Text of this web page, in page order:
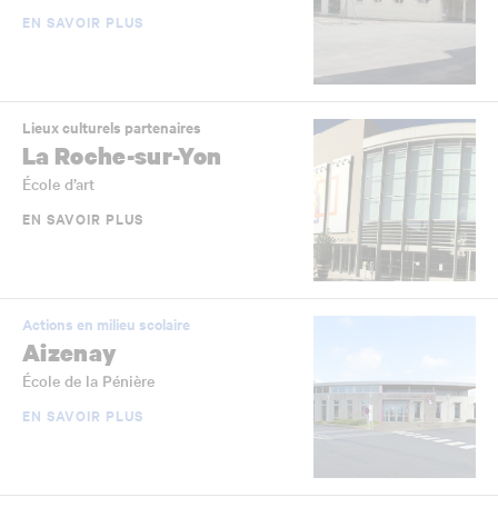
EN SAVOIR PLUS
Lieux culturels partenaires
La Roche-sur-Yon
École d’art
EN SAVOIR PLUS
Actions en milieu scolaire
Aizenay
École de la Pénière
EN SAVOIR PLUS